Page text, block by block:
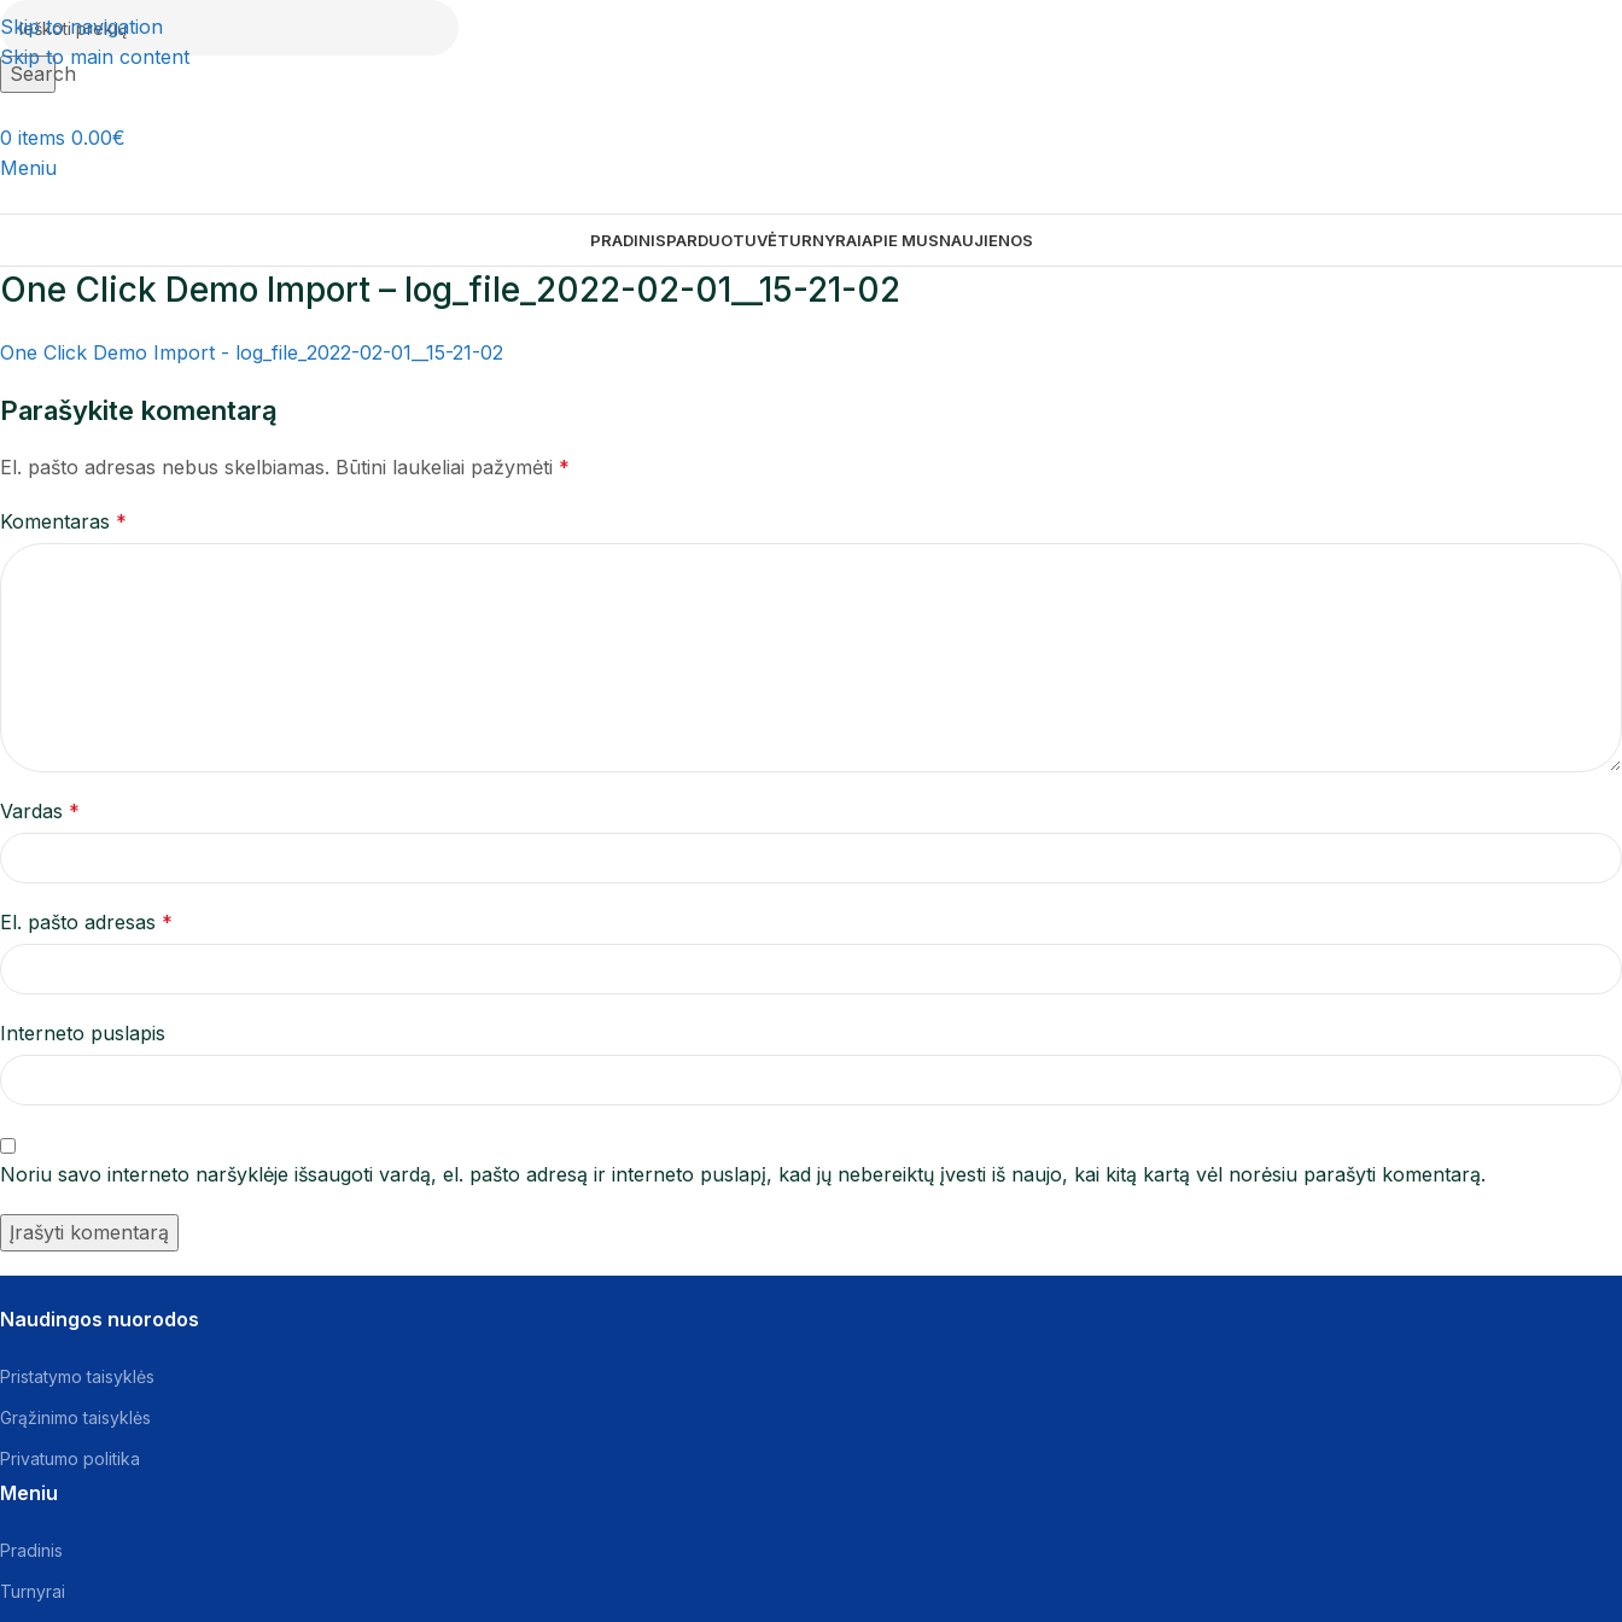
Skip to navigation
Skip to main content
Search
0 items 0.00€
Meniu
PRADINISPARDUOTUVĖTURNYRAIAPIE MUSNAUJIENOS
One Click Demo Import – log_file_2022-02-01__15-21-02
One Click Demo Import - log_file_2022-02-01__15-21-02
Parašykite komentarą
El. pašto adresas nebus skelbiamas. Būtini laukeliai pažymėti *
Komentaras *
Vardas *
El. pašto adresas *
Interneto puslapis
Noriu savo interneto naršyklėje išsaugoti vardą, el. pašto adresą ir interneto puslapį, kad jų nebereiktų įvesti iš naujo, kai kitą kartą vėl norėsiu parašyti komentarą.
Naudingos nuorodos
Pristatymo taisyklės
Grąžinimo taisyklės
Privatumo politika
Meniu
Pradinis
Turnyrai